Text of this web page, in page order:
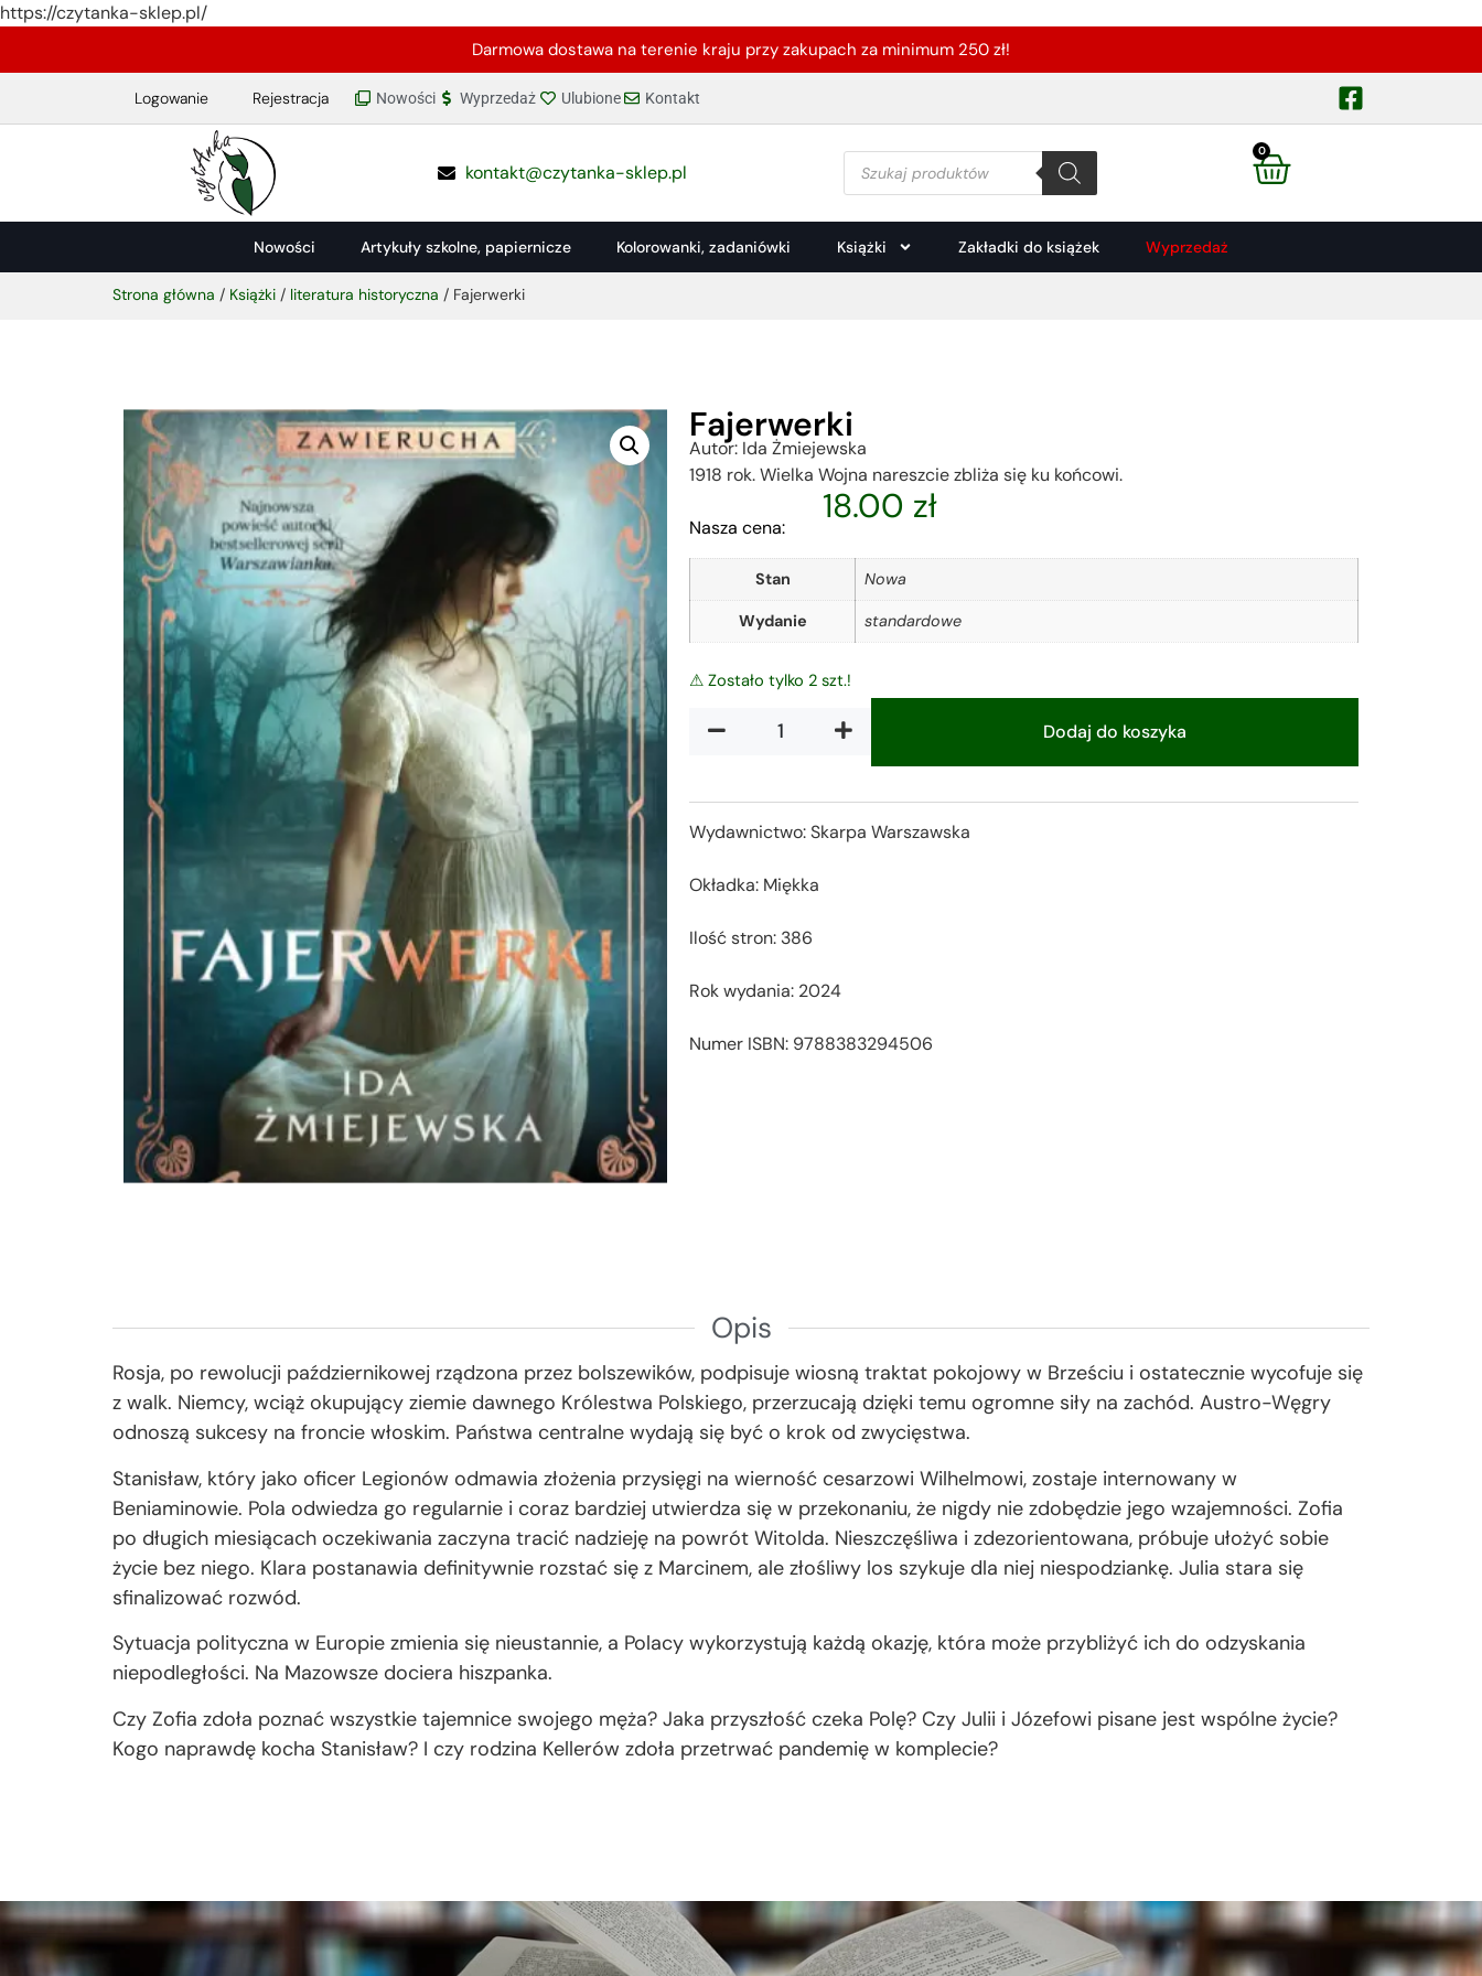
https://czytanka-sklep.pl/
Darmowa dostawa na terenie kraju przy zakupach za minimum 250 zł!
Logowanie Rejestracja Nowości Wyprzedaż Ulubione Kontakt
kontakt@czytanka-sklep.pl
0
Nowości Artykuły szkolne, papiernicze Kolorowanki, zadaniówki Książki Zakładki do książek Wyprzedaż
Strona główna / Książki / literatura historyczna / Fajerwerki
Fajerwerki
Autor: Ida Żmiejewska
1918 rok. Wielka Wojna nareszcie zbliża się ku końcowi.
Nasza cena:
18.00 zł
Stan Nowa
Wydanie standardowe
⚠ Zostało tylko 2 szt.!
Dodaj do koszyka
Wydawnictwo: Skarpa Warszawska
Okładka: Miękka
Ilość stron: 386
Rok wydania: 2024
Numer ISBN: 9788383294506
Opis
Rosja, po rewolucji październikowej rządzona przez bolszewików, podpisuje wiosną traktat pokojowy w Brześciu i ostatecznie wycofuje się
z walk. Niemcy, wciąż okupujący ziemie dawnego Królestwa Polskiego, przerzucają dzięki temu ogromne siły na zachód. Austro-Węgry
odnoszą sukcesy na froncie włoskim. Państwa centralne wydają się być o krok od zwycięstwa.
Stanisław, który jako oficer Legionów odmawia złożenia przysięgi na wierność cesarzowi Wilhelmowi, zostaje internowany w
Beniaminowie. Pola odwiedza go regularnie i coraz bardziej utwierdza się w przekonaniu, że nigdy nie zdobędzie jego wzajemności. Zofia
po długich miesiącach oczekiwania zaczyna tracić nadzieję na powrót Witolda. Nieszczęśliwa i zdezorientowana, próbuje ułożyć sobie
życie bez niego. Klara postanawia definitywnie rozstać się z Marcinem, ale złośliwy los szykuje dla niej niespodziankę. Julia stara się
sfinalizować rozwód.
Sytuacja polityczna w Europie zmienia się nieustannie, a Polacy wykorzystują każdą okazję, która może przybliżyć ich do odzyskania
niepodległości. Na Mazowsze dociera hiszpanka.
Czy Zofia zdoła poznać wszystkie tajemnice swojego męża? Jaka przyszłość czeka Polę? Czy Julii i Józefowi pisane jest wspólne życie?
Kogo naprawdę kocha Stanisław? I czy rodzina Kellerów zdoła przetrwać pandemię w komplecie?